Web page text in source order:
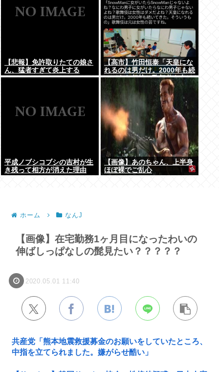
【悲報】免許取りたての娘さ
ん、猛者すぎて炎上する
www
【高市】竹田恒泰「天皇にな
れるのは男だけ。2000年も続
いてきた伝統。歌舞伎も女は
駄目だよね？」
平成ノブシコブシの吉村が生
き残って相方が消えた理由
【画像】あのちゃん、上半身
ほぼ裸でご乱心
ホーム なんJ
【画像】在宅勤務1ヶ月目になったわいの
伸ばしっぱなしの髭見たい？？？？？
2020.05.01 11:40
共産党「熊本地震救援募金のお願いをしていたところ、
中指を立てられました。嫌がらせ酷い」